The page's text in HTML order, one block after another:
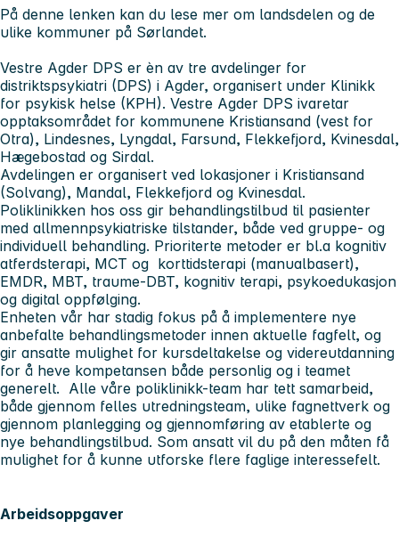
På denne lenken kan du lese mer om landsdelen og de
ulike kommuner på Sørlandet.
Vestre Agder DPS er èn av tre avdelinger for
distriktspsykiatri (DPS) i Agder, organisert under Klinikk
for psykisk helse (KPH). Vestre Agder DPS ivaretar
opptaksområdet for kommunene Kristiansand (vest for
Otra), Lindesnes, Lyngdal, Farsund, Flekkefjord, Kvinesdal,
Hægebostad og Sirdal.
Avdelingen er organisert ved lokasjoner i Kristiansand
(Solvang), Mandal, Flekkefjord og Kvinesdal.
Poliklinikken hos oss gir behandlingstilbud til pasienter
med allmennpsykiatriske tilstander, både ved gruppe- og
individuell behandling. Prioriterte metoder er bl.a kognitiv
atferdsterapi, MCT og korttidsterapi (manualbasert),
EMDR, MBT, traume-DBT, kognitiv terapi, psykoedukasjon
og digital oppfølging.
Enheten vår har stadig fokus på å implementere nye
anbefalte behandlingsmetoder innen aktuelle fagfelt, og
gir ansatte mulighet for kursdeltakelse og videreutdanning
for å heve kompetansen både personlig og i teamet
generelt. Alle våre poliklinikk-team har tett samarbeid,
både gjennom felles utredningsteam, ulike fagnettverk og
gjennom planlegging og gjennomføring av etablerte og
nye behandlingstilbud. Som ansatt vil du på den måten få
mulighet for å kunne utforske flere faglige interessefelt.
Arbeidsoppgaver